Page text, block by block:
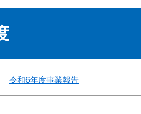
令和6年度事業報告